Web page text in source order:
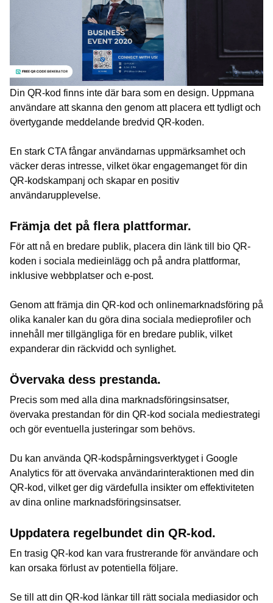
Din QR-kod finns inte där bara som en design. Uppmana
användare att skanna den genom att placera ett tydligt och
övertygande meddelande bredvid QR-koden.
En stark CTA fångar användarnas uppmärksamhet och
väcker deras intresse, vilket ökar engagemanget för din
QR-kodskampanj och skapar en positiv
användarupplevelse.
Främja det på flera plattformar.
För att nå en bredare publik, placera din länk till bio QR-
koden i sociala medieinlägg och på andra plattformar,
inklusive webbplatser och e-post.
Genom att främja din QR-kod och onlinemarknadsföring på
olika kanaler kan du göra dina sociala medieprofiler och
innehåll mer tillgängliga för en bredare publik, vilket
expanderar din räckvidd och synlighet.
Övervaka dess prestanda.
Precis som med alla dina marknadsföringsinsatser,
övervaka prestandan för din QR-kod sociala mediestrategi
och gör eventuella justeringar som behövs.
Du kan använda QR-kodspårningsverktyget i Google
Analytics för att övervaka användarinteraktionen med din
QR-kod, vilket ger dig värdefulla insikter om effektiviteten
av dina online marknadsföringsinsatser.
Uppdatera regelbundet din QR-kod.
En trasig QR-kod kan vara frustrerande för användare och
kan orsaka förlust av potentiella följare.
Se till att din QR-kod länkar till rätt sociala mediasidor och